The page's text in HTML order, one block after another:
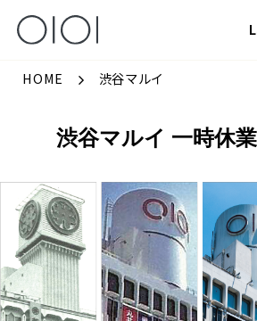
HOME 渋谷マルイ
渋谷マルイ 一時休